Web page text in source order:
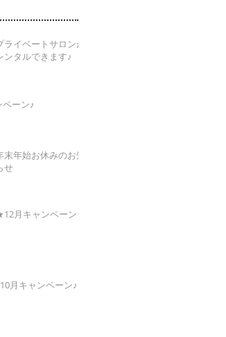
ライベートサロンが
ンタルできます♪
ーン♪
末年始お休みのお知
せ
月キャンペーン★
月キャンペーン♪